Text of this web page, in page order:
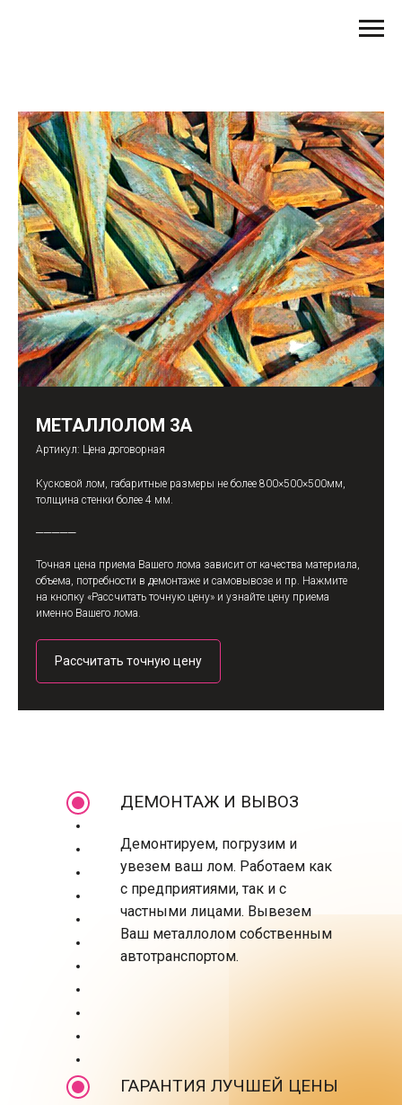
МЕТАЛЛОЛОМ 3A
Артикул: Цена договорная
Кусковой лом, габаритные размеры не более 800×500×500мм,
толщина стенки более 4 мм.
─────
Точная цена приема Вашего лома зависит от качества материала,
объема, потребности в демонтаже и самовывозе и пр. Нажмите
на кнопку «Рассчитать точную цену» и узнайте цену приема
именно Вашего лома.
Рассчитать точную цену
Демонтируем, погрузим и
увезем ваш лом. Работаем как
с предприятиями, так и с
частными лицами. Вывезем
Ваш металлолом собственным
автотранспортом.
ДЕМОНТАЖ И ВЫВОЗ
ГАРАНТИЯ ЛУЧШЕЙ ЦЕНЫ